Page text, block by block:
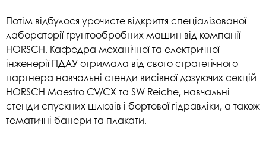
Потім відбулося урочисте відкриття спеціалізованої
лабораторії ґрунтообробних машин від компанії
HORSCH. Кафедра механічної та електричної
інженерії ПДАУ отримала від свого стратегічного
партнера навчальні стенди висівної дозуючих секцій
HORSCH Maestro CV/CX та SW Reiche, навчальні
стенди спускних шлюзів і бортової гідравліки, а також
тематичні банери та плакати.